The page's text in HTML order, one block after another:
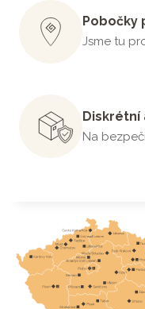
Pobočky
Jsme tu
Diskrétní
Na